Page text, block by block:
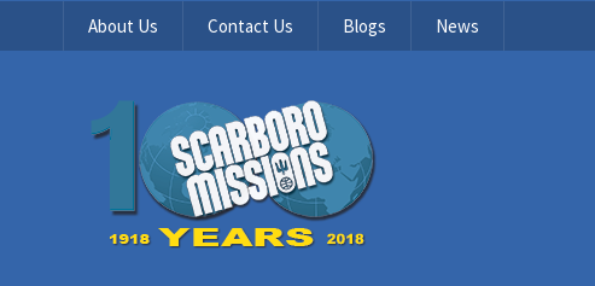
About Us Contact Us Blogs News